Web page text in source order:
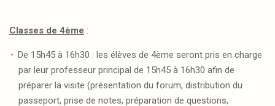
Classes de 4ème :
De 15h45 à 16h30 : les élèves de 4ème seront pris en charge
par leur professeur principal de 15h45 à 16h30 afin de
préparer la visite (présentation du forum, distribution du
passeport, prise de notes, préparation de questions,